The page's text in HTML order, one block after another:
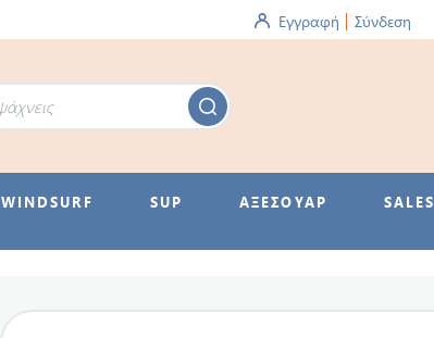
Εγγραφή Σύνδεση
WINDSURF SUP ΑΞΕΣΟΥΑΡ SALES